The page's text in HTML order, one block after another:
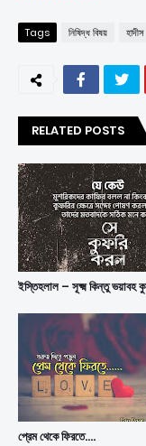
Tags নিষিদ্ধ বিষয় হাদীস
RELATED POSTS
ইস্তিহলাল – সূক্ষ্ম কিন্তু ভয়াবহ
প্রেম থেকে ফিরতে....